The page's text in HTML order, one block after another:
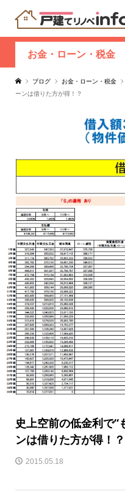
お金・ローン・税金
ブログ お金・ローン・税金
ーンは借りた方が得！？
史上空前の低金利で“
ンは借りた方が得！？
2015.05.18